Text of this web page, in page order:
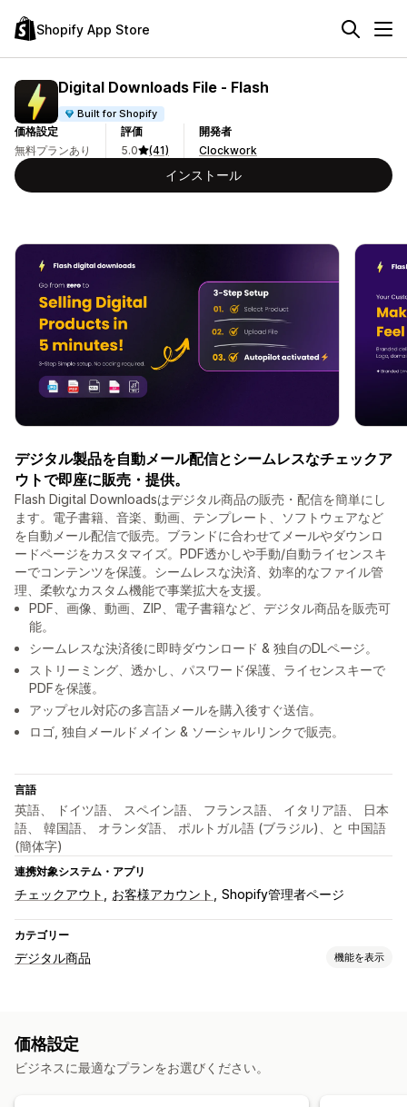
Shopify App Store
Digital Downloads File ‑ Flash
Built for Shopify
価格設定
無料プランあり
評価
5.0
(41)
開発者
Clockwork
インストール
デジタル製品を自動メール配信とシームレスなチェックア
ウトで即座に販売・提供。
Flash Digital Downloadsはデジタル商品の販売・配信を簡単にし
ます。電子書籍、音楽、動画、テンプレート、ソフトウェアなど
を自動メール配信で販売。ブランドに合わせてメールやダウンロ
ードページをカスタマイズ。PDF透かしや手動/自動ライセンスキ
ーでコンテンツを保護。シームレスな決済、効率的なファイル管
理、柔軟なカスタム機能で事業拡大を支援。
PDF、画像、動画、ZIP、電子書籍など、デジタル商品を販売可
能。
シームレスな決済後に即時ダウンロード & 独自のDLページ。
ストリーミング、透かし、パスワード保護、ライセンスキーで
PDFを保護。
アップセル対応の多言語メールを購入後すぐ送信。
ロゴ, 独自メールドメイン & ソーシャルリンクで販売。
言語
英語、 ドイツ語、 スペイン語、 フランス語、 イタリア語、 日本
語、 韓国語、 オランダ語、 ポルトガル語 (ブラジル)、と 中国語
(簡体字)
連携対象システム・アプリ
チェックアウト お客様アカウント Shopify管理者ページ
カテゴリー
デジタル商品 機能を表示
ソフトウェア
価格設定
ビジネスに最適なプランをお選びください。